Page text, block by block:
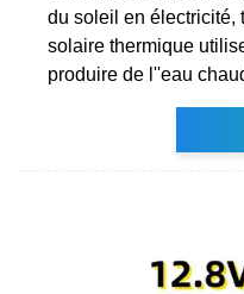
du soleil en électricité,
solaire thermique
produire de l''eau